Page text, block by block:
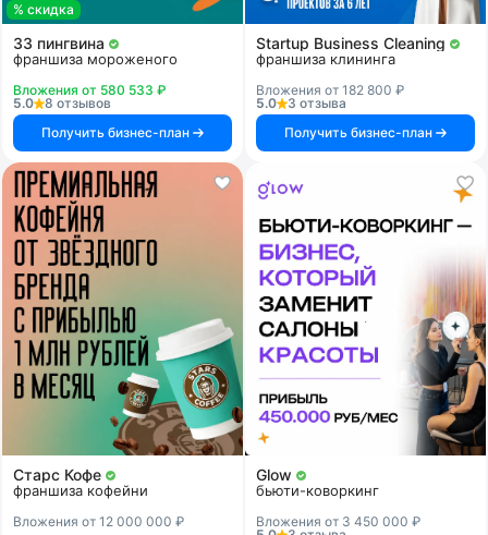
% скидка
33 пингвина
франшиза мороженого
Вложения от 580 533 ₽
5.0
8 отзывов
Получить бизнес-план
Startup Business Cleaning
франшиза клининга
Вложения от 182 800 ₽
5.0
3 отзыва
Получить бизнес-план
Старс Кофе
франшиза кофейни
Вложения от 12 000 000 ₽
Glow
бьюти-коворкинг
Вложения от 3 450 000 ₽